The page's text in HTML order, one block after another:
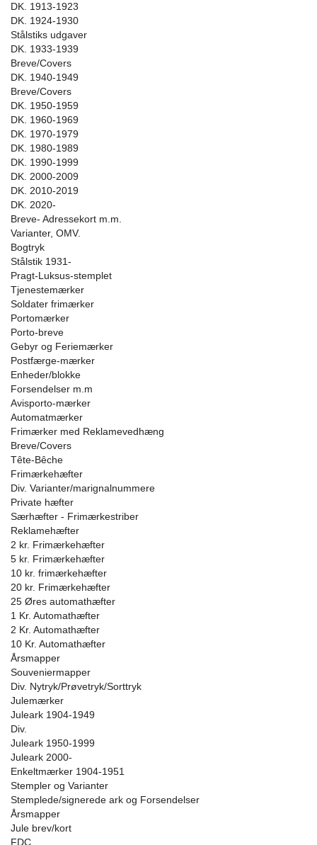
DK. 1913-1923
DK. 1924-1930
Stålstiks udgaver
DK. 1933-1939
Breve/Covers
DK. 1940-1949
Breve/Covers
DK. 1950-1959
DK. 1960-1969
DK. 1970-1979
DK. 1980-1989
DK. 1990-1999
DK. 2000-2009
DK. 2010-2019
DK. 2020-
Breve- Adressekort m.m.
Varianter, OMV.
Bogtryk
Stålstik 1931-
Pragt-Luksus-stemplet
Tjenestemærker
Soldater frimærker
Portomærker
Porto-breve
Gebyr og Feriemærker
Postfærge-mærker
Enheder/blokke
Forsendelser m.m
Avisporto-mærker
Automatmærker
Frimærker med Reklamevedhæng
Breve/Covers
Tête-Bêche
Frimærkehæfter
Div. Varianter/marignalnummere
Private hæfter
Særhæfter - Frimærkestriber
Reklamehæfter
2 kr. Frimærkehæfter
5 kr. Frimærkehæfter
10 kr. frimærkehæfter
20 kr. Frimærkehæfter
25 Øres automathæfter
1 Kr. Automathæfter
2 Kr. Automathæfter
10 Kr. Automathæfter
Årsmapper
Souveniermapper
Div. Nytryk/Prøvetryk/Sorttryk
Julemærker
Juleark 1904-1949
Div.
Juleark 1950-1999
Juleark 2000-
Enkeltmærker 1904-1951
Stempler og Varianter
Stemplede/signerede ark og Forsendelser
Årsmapper
Jule brev/kort
FDC